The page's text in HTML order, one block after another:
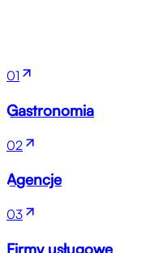
01
Gastronomia
02
Agencje
03
Firmy usługowe